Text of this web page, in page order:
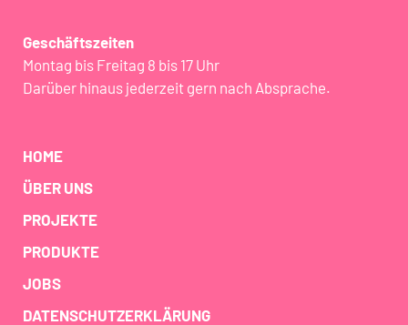
Geschäftszeiten
Montag bis Freitag 8 bis 17 Uhr
Darüber hinaus jederzeit gern nach Absprache.
HOME
ÜBER UNS
PROJEKTE
PRODUKTE
JOBS
DATENSCHUTZERKLÄRUNG